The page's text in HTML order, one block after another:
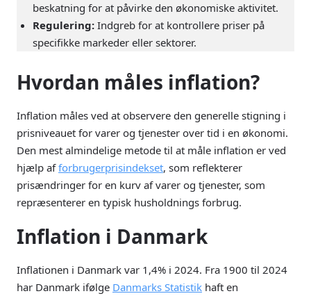
beskatning for at påvirke den økonomiske aktivitet.
Regulering:Indgreb for at kontrollere priser på
specifikke markeder eller sektorer.
Hvordan måles inflation?
Inflation måles ved at observere den generelle stigning i
prisniveauet for varer og tjenester over tid i en økonomi.
Den mest almindelige metode til at måle inflation er ved
hjælp afforbrugerprisindekset, som reflekterer
prisændringer for en kurv af varer og tjenester, som
repræsenterer en typisk husholdnings forbrug.
Inflation i Danmark
Inflationen i Danmark var 1,4% i 2024. Fra 1900 til 2024
har Danmark ifølge Danmarks Statistik haft en